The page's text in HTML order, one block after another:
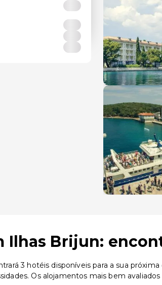
Ilhas Brijun:
3 hotéis disponíveis para a sua
Os alojamentos mais bem